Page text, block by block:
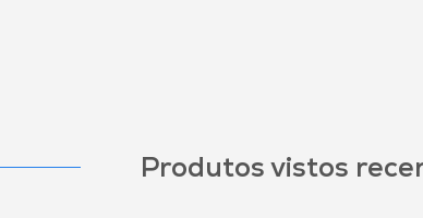
Produtos vistos